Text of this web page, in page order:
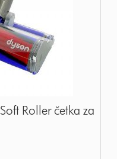
Roller četka za